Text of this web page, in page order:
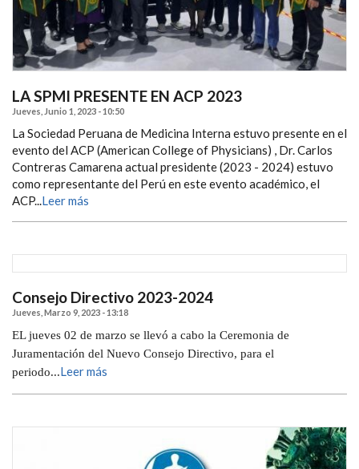
LA SPMI PRESENTE EN ACP 2023
Jueves, Junio 1, 2023 - 10:50
La Sociedad Peruana de Medicina Interna estuvo presente en el
evento del ACP (American College of Physicians) , Dr. Carlos
Contreras Camarena actual presidente (2023 - 2024) estuvo
como representante del Perú en este evento académico, el
ACP...Leer más
Consejo Directivo 2023-2024
Jueves, Marzo 9, 2023 - 13:18
EL jueves 02 de marzo se llevó a cabo la Ceremonia de
Juramentación del Nuevo Consejo Directivo, para el
periodo...Leer más